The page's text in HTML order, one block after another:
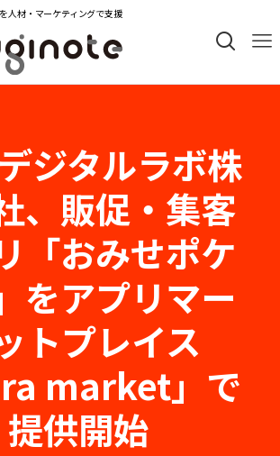
人材・マーケティングで支援
ジタルラボ株
、販促・集客
「おみせポケ
をアプリマー
トプレイス
market」で
提供開始